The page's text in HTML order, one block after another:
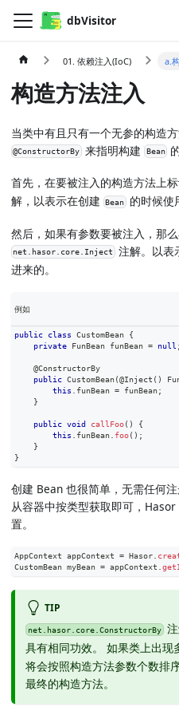
dbVisitor
01. 依赖注入(IoC) a.
构造方法注入
当类中有且只有一个无参的构造
@ConstructorBy 来指明构建 Bean
首先，在要被注入的构造方法上
解，以表示在创建
Bean 的时候使
然后，如果有参数要被注入，那
net.hasor.core.Inject
注解。以表
进来的。
例如
public class CustomBean
{
private
FunBean funBean = null ;
@ConstructorBy
public CustomBean(@Inject ( )
this . funBean = funBean;
}
public void callFoo( )
{
this . funBean. foo( ) ;
}
}
创建 Bean 也很简单，无需任何
从容器中按类型获取即可，
置。
AppContext appContext = Hasor.
CustomBean myBean = appContext
TIP
net.hasor.core.ConstructorBy 注
具有相同功效。 如果类上出
将会按照构造方法参数个数排
最终的构造方法。